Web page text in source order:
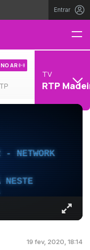
Entrar
NO AR
TV
RTP
NETWORK
NESTE
19 fev, 2020, 18:14